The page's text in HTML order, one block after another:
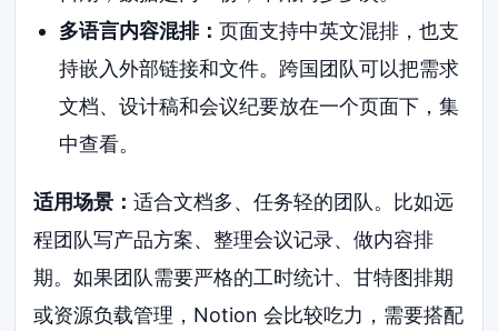
多语言内容混排： 页面支持中英文混排，也支
持嵌入外部链接和文件。跨国团队可以把需求
文档、设计稿和会议纪要放在一个页面下，集
中查看。
适用场景：适合文档多、任务轻的团队。比如远
程团队写产品方案、整理会议记录、做内容排
期。如果团队需要严格的工时统计、甘特图排期
或资源负载管理，Notion 会比较吃力，需要搭配